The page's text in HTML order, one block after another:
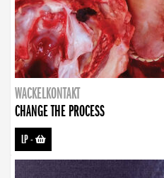
WACKELKONTAKT
CHANGE THE PROCESS
LP-